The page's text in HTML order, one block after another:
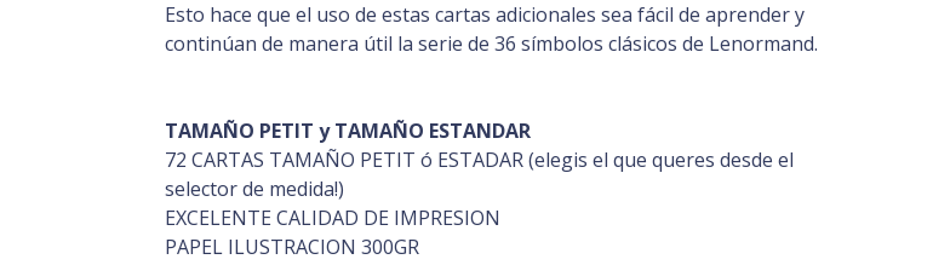
Esto hace que el uso de estas cartas adicionales sea fácil de aprender y
continúan de manera útil la serie de 36 símbolos clásicos de Lenormand.
TAMAÑO PETIT y TAMAÑO ESTANDAR
72 CARTAS TAMAÑO PETIT ó ESTADAR (elegis el que queres desde el
selector de medida!)
EXCELENTE CALIDAD DE IMPRESION
PAPEL ILUSTRACION 300GR